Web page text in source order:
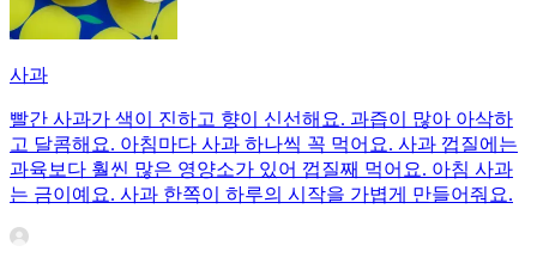
사과
빨간 사과가 색이 진하고 향이 신선해요. 과즙이 많아 아삭하
고 달콤해요. 아침마다 사과 하나씩 꼭 먹어요. 사과 껍질에는
과육보다 훨씬 많은 영양소가 있어 껍질째 먹어요. 아침 사과
는 금이예요. 사과 한쪽이 하루의 시작을 가볍게 만들어줘요.